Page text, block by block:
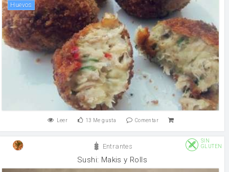
huevos
Leer 13 Me gusta Comentar
Entrantes
SIN
GLUTEN
Sushi: Makis y Rolls